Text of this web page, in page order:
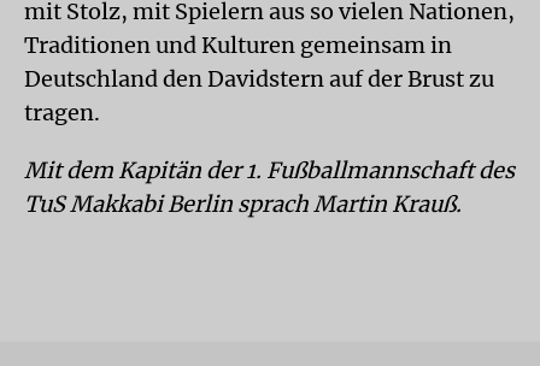
mit Stolz, mit Spielern aus so vielen Nationen,
Traditionen und Kulturen gemeinsam in
Deutschland den Davidstern auf der Brust zu
tragen.
Mit dem Kapitän der 1. Fußballmannschaft des
TuS Makkabi Berlin sprach Martin Krauß.